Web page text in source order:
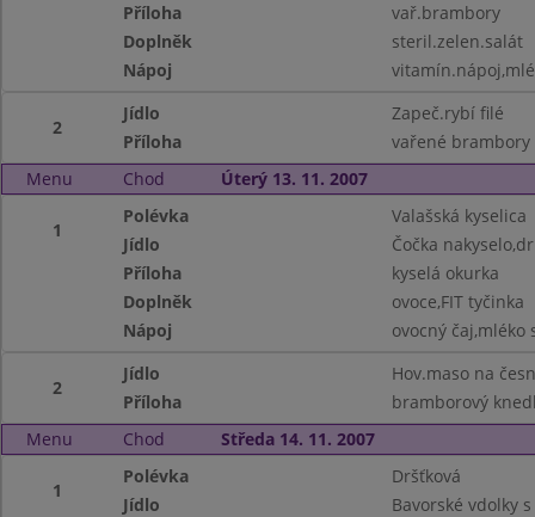
Příloha
vař.brambory
Doplněk
steril.zelen.salát
Nápoj
2
Jídlo
Zapeč.rybí filé
Příloha
vařené brambory
Menu
Chod Úterý 13. 11. 2007
1
Polévka
Valašská kyselica
Jídlo
Čočka
Příloha
kyselá okurka
Doplněk
ovoce,FIT tyčinka
Nápoj
ovocný čaj,mléko
2
Jídlo
Hov.maso na
Příloha
bramborový
Menu
Chod Středa 14. 11. 2007
1
Polévka
Dršťková
Jídlo
Bavorské vdolky